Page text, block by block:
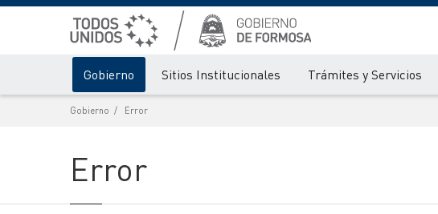
Gobierno Sitios Institucionales Trámites y Servicios
Gobierno Error
Error